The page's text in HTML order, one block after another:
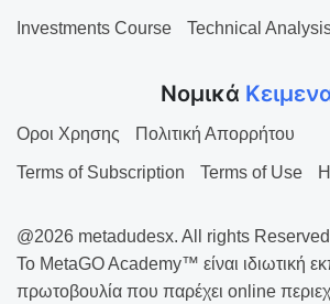
Investments Course Technical
Νομικά
Οροι Χρησης Πολιτική Απορρήτου
Terms of Subscription Terms of Use
@2026 metadudesx. All rights Reserved
Το MetaGO Academy™ είναι ιδιωτική
πρωτοβουλία που παρέχει online